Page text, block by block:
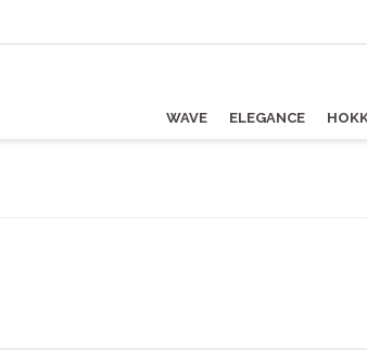
WAVE ELEGANCE